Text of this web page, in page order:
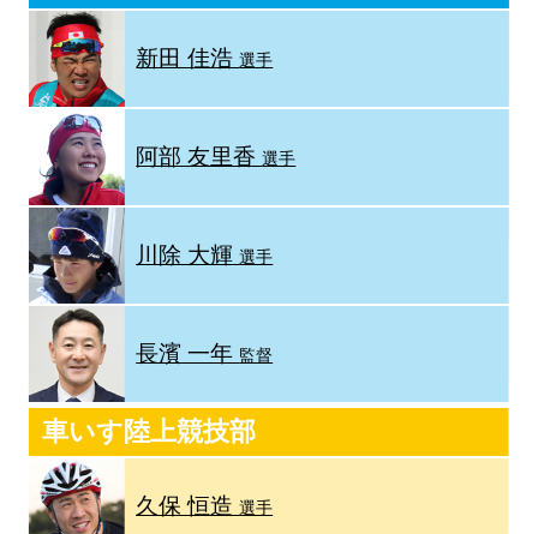
新田 佳浩選手
阿部 友里香選手
川除 大輝選手
長濱 一年 監督
車いす陸上競技部
久保 恒造選手